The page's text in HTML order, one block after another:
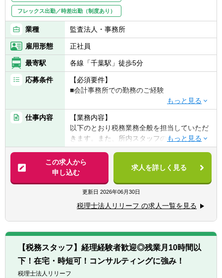
【具体的には】
■数字が苦手な社長でも理解できるようにグ
ラフや図を多用した月次決算や経営計画書を
作成します。お客様からの紹介のみで純増出
来ているため、新規契約獲得のための営業活
動は行いません。
【組織環境】
■コンサルティングファームのようにプロジ
ェクト単位で動くわけではなく、
1社に対し自分1人担当になります。お客様の
課題はチームで解決していきます。（1チー
ム5～6名体制）
専門的な知識を要する場合は、専門の担当を
アサインしますので、深いところまで経営課
題解決にコミットできます。
【教育体制】
入社後は3か月間の研修を受けます。コンサ
ルタントとしての知識・コミュニケーション
を担当し、資料作成の補助や訪問同行など、
OJTで実務を学びます。その他、会計・保
険・労務・システムなど様々なテーマの勉強
フレックス出勤／時差出勤（制度あり）
業種 監査法人・事務所
雇用形態 正社員
最寄駅 各線「千葉駅」徒歩5分
応募条件
【必須要件】
■会計事務所での勤務のご経験
【歓迎要件】
■後輩指導（マネジメント）のご経験
■税理士科目合格/簿記等の資格をお持ちの方
【求める人物像】
■チャレンジ精神がある
税理士事務所での仕事をお客様に対する「サ
ービス」として捉えられる
■コツコツ努力できる
■明るい、人と話すのが好き、事務作業が好
という意欲をお持ちの方
※仕事に対する意欲や、上昇志向のある方、
大歓迎です！人間性を重視しながら採用して
仕事内容
【業務内容】
以下のとおり税務業務全般を担当していただ
きます。また、所内スタッフのサポート役と
しても期待しております。
【具体的には】
業務は多岐に渡り、コンサルティング業務
（30～50件程度）や資産税・相続案件（年間
10件以上）にも力を入れています。
チャレンジ意欲のある方には、やってみたい
業務を積極的にお任せ致します！
■税務相談、各種コンサルティング
■資産税業務
■各種申告書作成、確定申告業務
■決算業務、年末調整
■関与先への報告
■新規顧客開拓 etc.
この求人から
申し込む
求人を詳しく見る
更新日 2026年06月30日
税理士法人リリーフ の求人一覧を見る
【税務スタッフ】経理経験者歓迎◎残業月10時間以
下！在宅・時短可！コンサルティングに強み！
税理士法人リリーフ